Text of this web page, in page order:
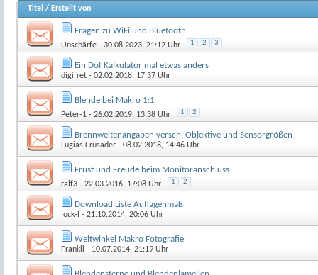
Titel / Erstellt von
Fragen zu WiFi und Bluetooth
Unschärfe - 30.08.2023, 21:12 Uhr 1 2 3
Ein Dof Kalkulator mal etwas anders
digifret - 02.02.2018, 17:37 Uhr
Blende bei Makro 1:1
Peter-1 - 26.02.2019, 13:38 Uhr 1 2
Brennweitenangaben versch. Objektive und Sensorgrößen
Lugias Crusader - 08.02.2018, 14:46 Uhr
Frust und Freude beim Monitoranschluss
ralf3 - 22.03.2016, 17:08 Uhr 1 2
Download Liste Auflagenmaß
jock-l - 21.10.2014, 20:06 Uhr
Weitwinkel Makro Fotografie
Frankii - 10.07.2014, 21:19 Uhr